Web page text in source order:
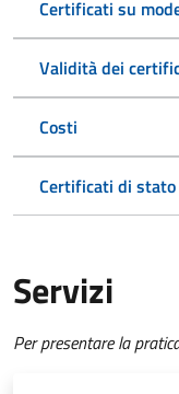
Certificati su
Validità dei
Costi
Certificati di stato
Servizi
Per presentare la